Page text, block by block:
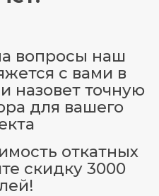
вопросы наш
с вами в
назовет точную
для вашего
откатных
скидку 3000